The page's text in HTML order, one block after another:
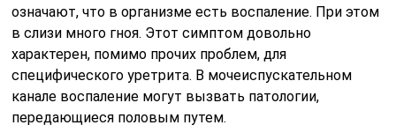
означают, что в организме есть воспаление. При этом
в слизи много гноя. Этот симптом довольно
характерен, помимо прочих проблем, для
специфического уретрита. В мочеиспускательном
канале воспаление могут вызвать патологии,
передающиеся половым путем.